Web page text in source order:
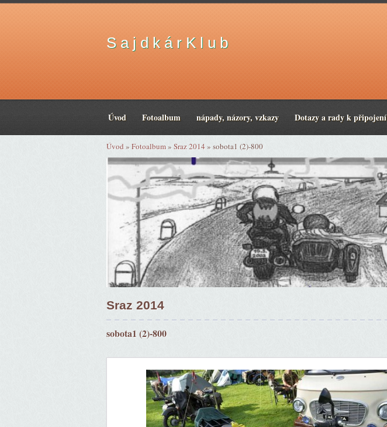
S a j d k á r K l u b
Úvod Fotoalbum nápady, názory, vzkazy Dotazy a rady k připojení
Úvod » Fotoalbum» Sraz 2014» sobota1 (2)-800
Sraz 2014
sobota1 (2)-800